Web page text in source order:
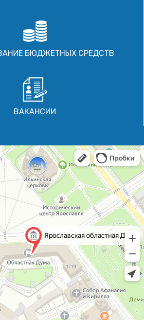
БЮДЖЕТНЫХ СРЕДСТВ
ВАКАНСИИ